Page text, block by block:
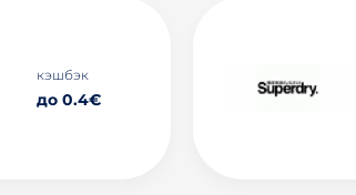
кэшбэк
до 0.4€